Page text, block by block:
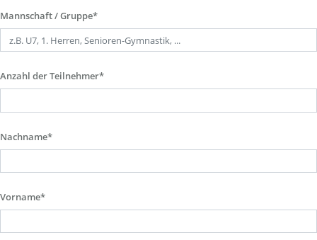
Mannschaft / Gruppe*
Anzahl der Teilnehmer*
Nachname*
Vorname*